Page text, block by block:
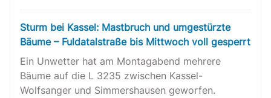
Sturm bei Kassel: Mastbruch und umgestürzte
Bäume – Fuldatalstraße bis Mittwoch voll gesperrt
Ein Unwetter hat am Montagabend mehrere
Bäume auf die L 3235 zwischen Kassel-
Wolfsanger und Simmershausen geworfen.